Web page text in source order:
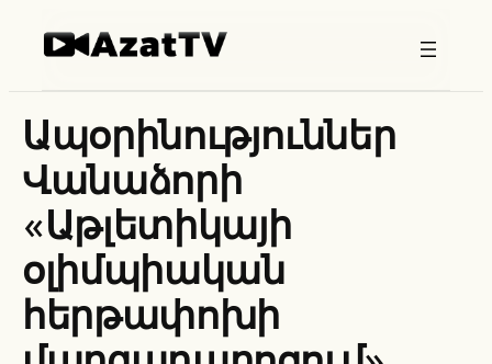
Ապօրինություններ
Վանաձորի
«Աթլետիկայի
օլիմպիական
հերթափոխի